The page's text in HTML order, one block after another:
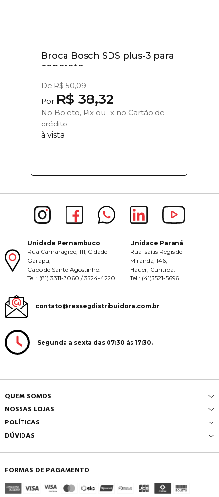
Broca Bosch SDS plus-3 para
concreto...
De R$ 50,09
Por R$ 38,32
No Boleto, Pix ou 1x no Cartão de
crédito
à vista
Unidade Pernambuco
Rua Camaragibe, 111, Cidade
Garapu,
Cabo de Santo Agostinho.
Tel.: (81) 3311-3060 / 3524-4220
Unidade Paraná
Rua Isaías Regis de
Miranda, 146,
Hauer, Curitiba.
Tel.: (41)3521-5696
contato@ressegdistribuidora.com.br
Segunda a sexta das 07:30 às 17:30.
QUEM SOMOS
NOSSAS LOJAS
POLÍTICAS
DÚVIDAS
FORMAS DE PAGAMENTO